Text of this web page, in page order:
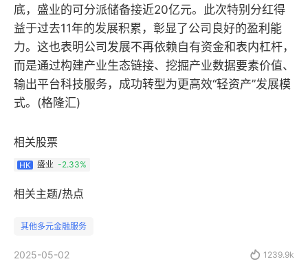
底，盛业的可分派储备接近20亿元。此次特别分红得
益于过去11年的发展积累，彰显了公司良好的盈利能
力。这也表明公司发展不再依赖自有资金和表内杠杆，
而是通过构建产业生态链接、挖掘产业数据要素价值、
输出平台科技服务，成功转型为更高效“轻资产”发展模
式。(格隆汇)
相关股票
HK 盛业 -2.33%
相关主题/热点
其他多元金融服务
2025-05-02  1239.9k